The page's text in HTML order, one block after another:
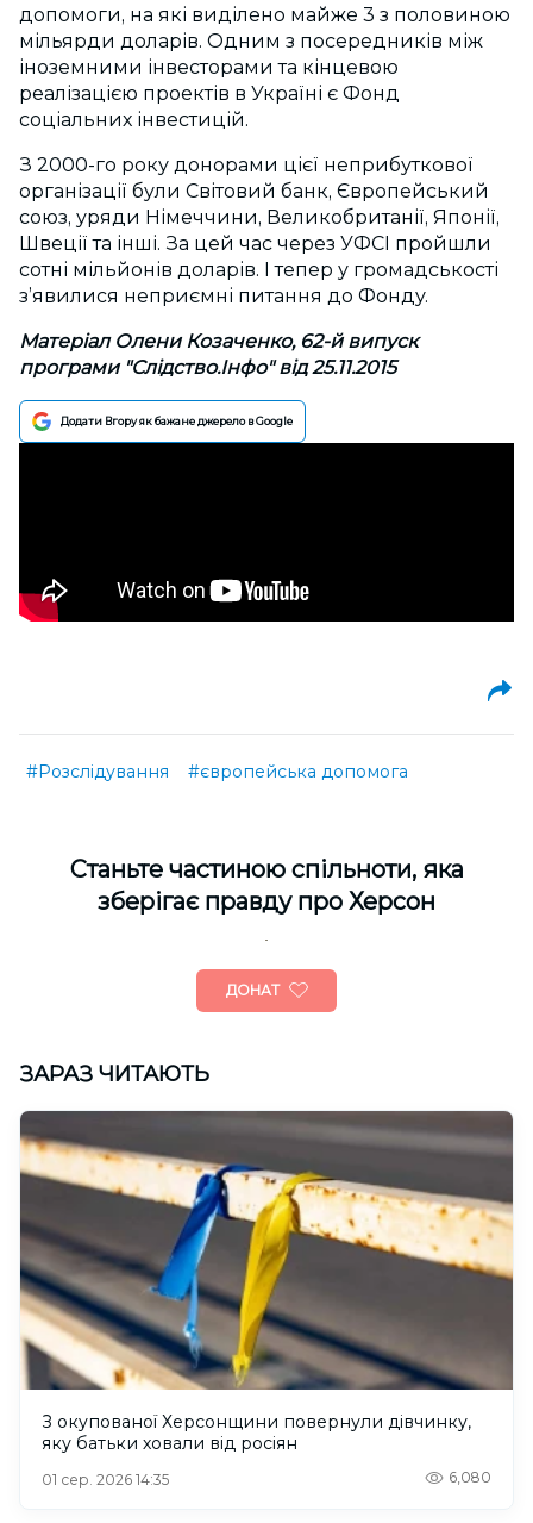
допомоги, на які виділено майже 3 з половиною
мільярди доларів. Одним з посередників між
іноземними інвесторами та кінцевою
реалізацією проектів в Україні є Фонд
соціальних інвестицій.
З 2000-го року донорами цієї неприбуткової
організації були Світовий банк, Європейський
союз, уряди Німеччини, Великобританії, Японії,
Швеції та інші. За цей час через УФСІ пройшли
сотні мільйонів доларів. І тепер у громадськості
з’явилися неприємні питання до Фонду.
Матеріал Олени Козаченко, 62-й випуск
програми "Слідство.Інфо" від 25.11.2015
Додати Вгору як бажане джерело в Google
#Розслідування #європейська допомога
Cтаньте частиною спільноти, яка
зберігає правду про Херсон
ДОНАТ
ЗАРАЗ ЧИТАЮТЬ
З окупованої Херсонщини повернули дівчинку,
яку батьки ховали від росіян
01 сер. 2026 14:35 6,080